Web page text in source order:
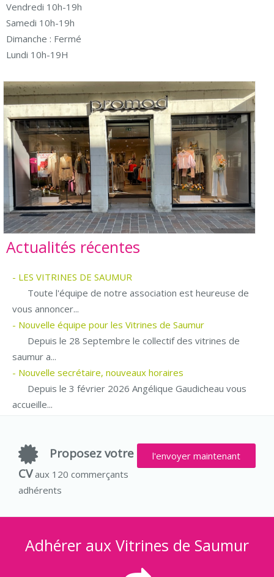
Vendredi 10h-19h
Samedi 10h-19h
Dimanche : Fermé
Lundi 10h-19H
Actualités récentes
- LES VITRINES DE SAUMUR
Toute l'équipe de notre association est heureuse de
vous annoncer...
- Nouvelle équipe pour les Vitrines de Saumur
Depuis le 28 Septembre le collectif des vitrines de
saumur a...
- Nouvelle secrétaire, nouveaux horaires
Depuis le 3 février 2026 Angélique Gaudicheau vous
accueille...
l'envoyer maintenant
Proposez votre
CVaux 120 commerçants
adhérents
Adhérer aux Vitrines de Saumur